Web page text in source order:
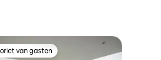
van gasten
van gasten